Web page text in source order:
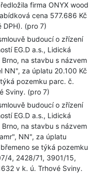
firma ONYX wood
cena 577.686 Kč
(pro 7)
budoucí o zřízení
EG.D a.s., Lidická
na stavbu s názvem
NN", za úplatu 20.100 Kč
pozemku parc. č.
Sviny. (pro 7)
budoucí o zřízení
EG.D a.s., Lidická
na stavbu s názvem
NN", za úplatu
se týká pozemku
4, 2428/71, 3901/15,
v k. ú. Trhové Sviny.